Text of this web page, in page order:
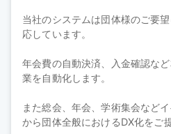
当社のシステムは団体様のご要
応しています。
年会費の自動決済、入金確認な
業を自動化します。
また総会、年会、学術集会など
から団体全般におけるDX化をご